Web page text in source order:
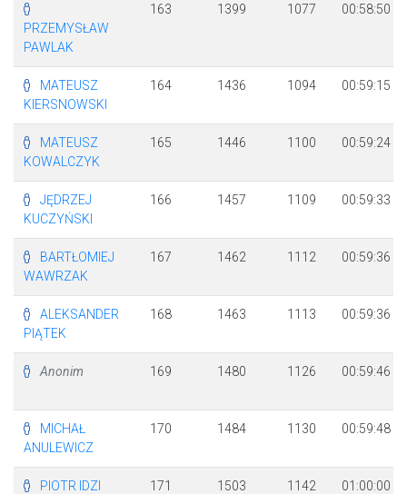
PRZEMYSŁAW
PAWLAK
163 1399 1077 00:58:50
MATEUSZ
KIERSNOWSKI
164 1436 1094 00:59:15
MATEUSZ
KOWALCZYK
165 1446 1100 00:59:24
JĘDRZEJ
KUCZYŃSKI
166 1457 1109 00:59:33
BARTŁOMIEJ
WAWRZAK
167 1462 1112 00:59:36
ALEKSANDER
PIĄTEK
168 1463 1113 00:59:36
Anonim 169 1480 1126 00:59:46
MICHAŁ
ANULEWICZ
170 1484 1130 00:59:48
PIOTR IDZI 171 1503 1142 01:00:00